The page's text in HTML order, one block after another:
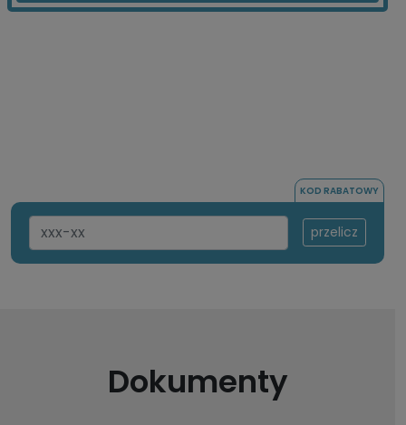
KOD RABATOWY
przelicz
Dokumenty